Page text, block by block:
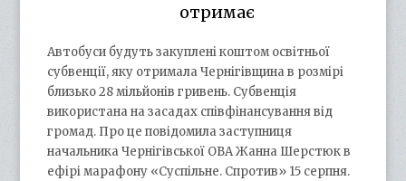
отримає
Автобуси будуть закуплені коштом освітньої
субвенції, яку отримала Чернігівщина в розмірі
близько 28 мільйонів гривень. Субвенція
використана на засадах співфінансування від
громад. Про це повідомила заступниця
начальника Чернігівської ОВА Жанна Шерстюк в
ефірі марафону «Суспільне. Спротив» 15 серпня.